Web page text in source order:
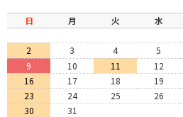
日 月 火 水
2
3 4 5
9
10 11 12
16
17 18 19
23
24 25 26
30
31